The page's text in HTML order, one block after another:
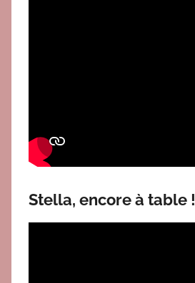
Stella, encore à table !